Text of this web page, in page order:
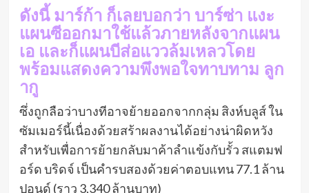
ดังนี้ มาร์ก้า ก็เลยบอกว่า บาร์ซ่า แงะ
แผนซีออกมาใช้แล้วภายหลังจากแผน
เอ และก็แผนบีส่อแววล้มเหลวโดย
พร้อมแสดงความพึงพอใจทาบทาม ลูก
ากู
ซึ่งถูกลือว่าบางทีอาจย้ายออกจากกลุ่ม สิงห์บลูส์ ใน
ซัมเมอร์นี้เนื่องด้วยสร้าผลงานได้อย่างน่าผิดหวัง
สำหรับเพื่อการย้ายกลับมาค้าลำแข้งกับรั้ว สแตมฟ
อร์ด บริดจ์ เป็นคำรบสองด้วยค่าตอบแทน 77.1 ล้าน
ปอนด์ (ราว 3,340 ล้านบาท)